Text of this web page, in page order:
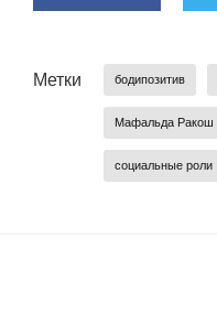
Метки бодипозитив
Мафальда Ракош
социальные роли